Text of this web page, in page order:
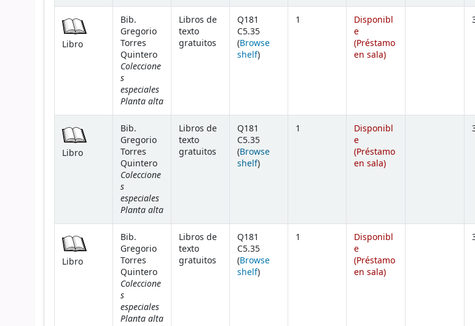
Libro
Bib.
Gregorio
Torres
Quintero
Coleccione
s
especiales
Planta alta
Libros de
texto
gratuitos
Q181
C5.35
(Browse
shelf(Opens below)
)
1
Disponibl
e
(Préstamo
en sala)
Libro
Bib.
Gregorio
Torres
Quintero
Coleccione
s
especiales
Planta alta
Libros de
texto
gratuitos
Q181
C5.35
(Browse
shelf(Opens below)
)
1
Disponibl
e
(Préstamo
en sala)
Libro
Bib.
Gregorio
Torres
Quintero
Coleccione
s
especiales
Planta alta
Libros de
texto
gratuitos
Q181
C5.35
(Browse
shelf(Opens below)
)
1
Disponibl
e
(Préstamo
en sala)